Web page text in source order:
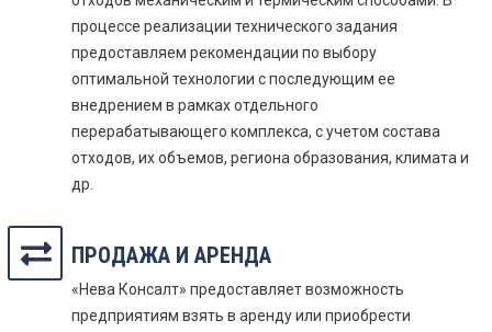
процессе реализации технического задания
предоставляем рекомендации по выбору
оптимальной технологии с последующим ее
внедрением в рамках отдельного
перерабатывающего комплекса, с учетом состава
отходов, их объемов, региона образования, климата и
др.
ПРОДАЖА И АРЕНДА
«Нева Консалт» предоставляет возможность
предприятиям взять в аренду или приобрести